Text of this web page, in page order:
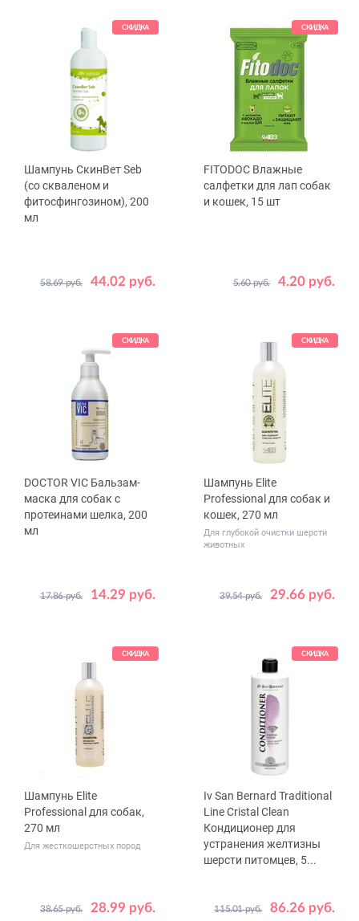
СКИДКА
Шампунь СкинВет Seb
(со скваленом и
фитосфингозином), 200
мл
44.02 руб.
58.69 руб.
СКИДКА
FITODOC Влажные
салфетки для лап собак
и кошек, 15 шт
4.20 руб.
5.60 руб.
СКИДКА
DOCTOR VIC Бальзам-
маска для собак с
протеинами шелка, 200
мл
14.29 руб.
17.86 руб.
СКИДКА
Шампунь Elite
Professional для собак и
кошек, 270 мл
Для глубокой очистки шерсти
животных
29.66 руб.
39.54 руб.
СКИДКА
Шампунь Elite
Professional для собак,
270 мл
Для жесткошерстных пород
28.99 руб.
38.65 руб.
СКИДКА
Iv San Bernard Traditional
Line Cristal Clean
Кондиционер для
устранения желтизны
шерсти питомцев, 5...
86.26 руб.
115.01 руб.